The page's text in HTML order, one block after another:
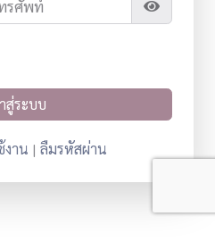
งาน | ลืมรหัสผ่าน